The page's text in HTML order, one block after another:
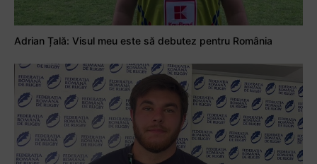
Adrian Țală: Visul meu este să debutez pentru România